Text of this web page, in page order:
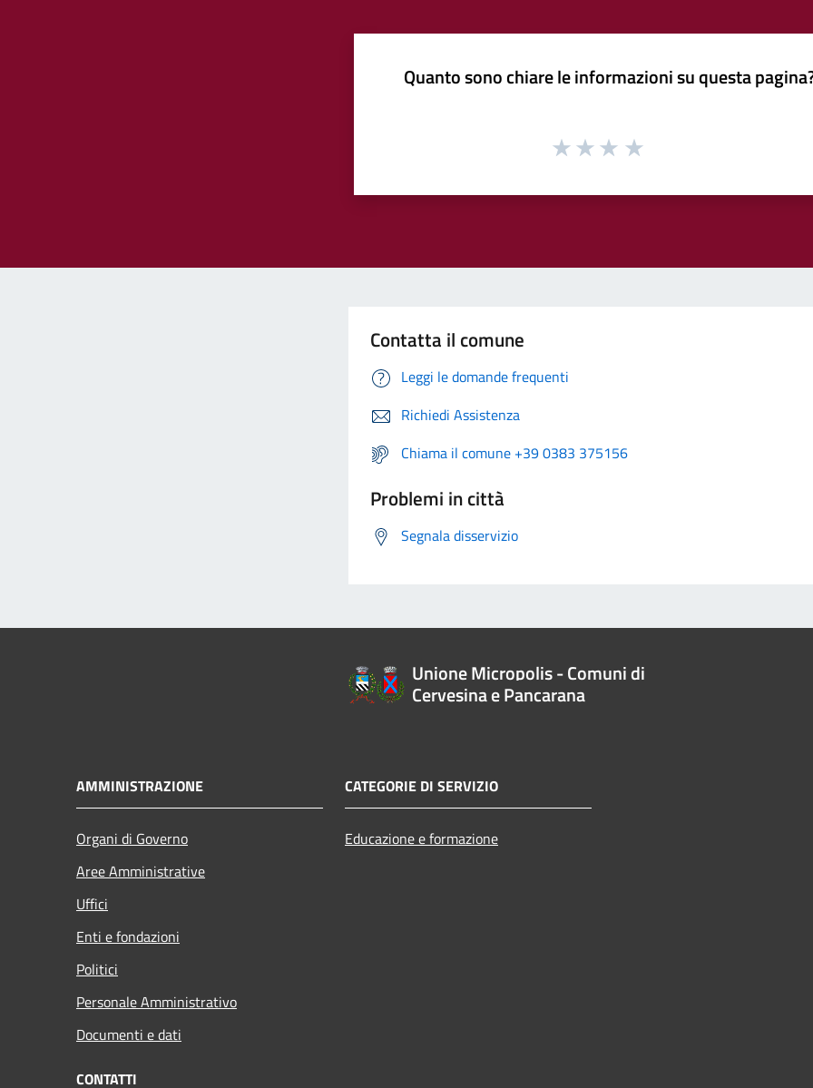
Quanto sono chiare le informazioni su questa
Contatta il comune
Leggi le domande frequenti
Richiedi Assistenza
Chiama il comune +39 0383 375156
Problemi in città
Segnala disservizio
Unione Micropolis - Comuni di
Cervesina e Pancarana
AMMINISTRAZIONE
Organi di Governo
Aree Amministrative
Uffici
Enti e fondazioni
Politici
Personale Amministrativo
Documenti e dati
CATEGORIE DI SERVIZIO
Educazione e formazione
CONTATTI